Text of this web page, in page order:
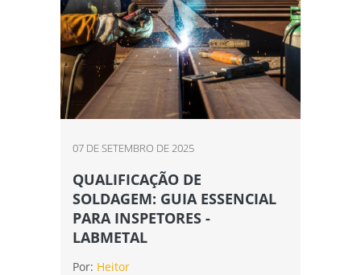
07 DE SETEMBRO DE 2025
QUALIFICAÇÃO DE
SOLDAGEM: GUIA ESSENCIAL
PARA INSPETORES -
LABMETAL
Por: Heitor